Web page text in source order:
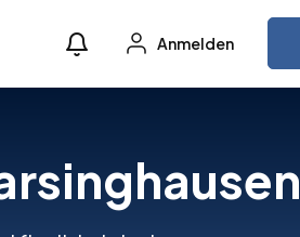
Anmelden